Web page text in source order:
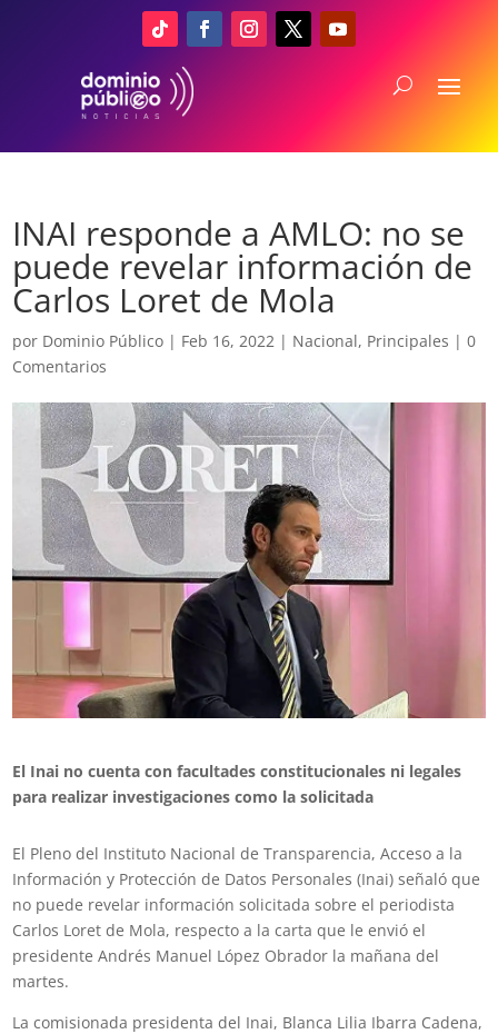
INAI responde a AMLO: no se
puede revelar información de
Carlos Loret de Mola
por Dominio Público | Feb 16, 2022 | Nacional, Principales |0
Comentarios
El Inai no cuenta con facultades constitucionales ni legales
para realizar investigaciones como la solicitada
El Pleno del Instituto Nacional de Transparencia, Acceso a la
Información y Protección de Datos Personales (Inai) señaló que
no puede revelar información solicitada sobre el periodista
Carlos Loret de Mola, respecto a la carta que le envió el
presidente Andrés Manuel López Obrador la mañana del
martes.
La comisionada presidenta del Inai, Blanca Lilia Ibarra Cadena,